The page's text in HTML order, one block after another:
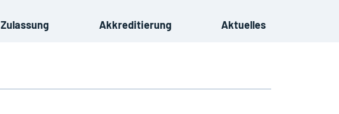
Zulassung Akkreditierung Aktuelles